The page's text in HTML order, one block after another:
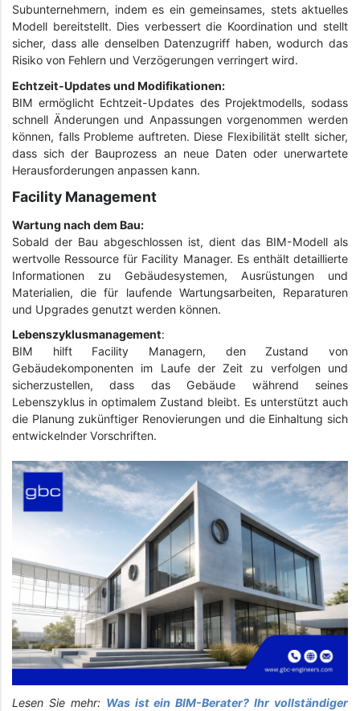
Subunternehmern, indem es ein gemeinsames, stets aktuelles
Modell bereitstellt. Dies verbessert die Koordination und stellt
sicher, dass alle denselben Datenzugriff haben, wodurch das
Risiko von Fehlern und Verzögerungen verringert wird.
Echtzeit-Updates und Modifikationen:
BIM ermöglicht Echtzeit-Updates des Projektmodells, sodass
schnell Änderungen und Anpassungen vorgenommen werden
können, falls Probleme auftreten. Diese Flexibilität stellt sicher,
dass sich der Bauprozess an neue Daten oder unerwartete
Herausforderungen anpassen kann.
Facility Management
Wartung nach dem Bau:
Sobald der Bau abgeschlossen ist, dient das BIM-Modell als
wertvolle Ressource für Facility Manager. Es enthält detaillierte
Informationen zu Gebäudesystemen, Ausrüstungen und
Materialien, die für laufende Wartungsarbeiten, Reparaturen
und Upgrades genutzt werden können.
Lebenszyklusmanagement:
BIM hilft Facility Managern, den Zustand von
Gebäudekomponenten im Laufe der Zeit zu verfolgen und
sicherzustellen, dass das Gebäude während seines
Lebenszyklus in optimalem Zustand bleibt. Es unterstützt auch
die Planung zukünftiger Renovierungen und die Einhaltung sich
entwickelnder Vorschriften.
Lesen Sie mehr: Was ist ein BIM-Berater? Ihr vollständiger